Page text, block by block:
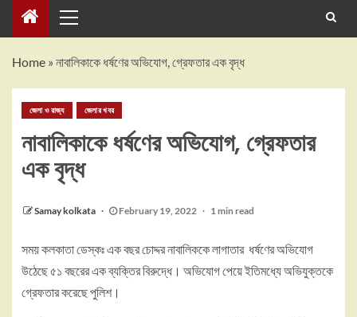
Home » নাবালিকাকে ধর্ষণের অভিযোগ, গ্রেফতার এক বৃদ্ধ
জেলা ও রাজ্য জেলার খবর
নাবালিকাকে ধর্ষণের অভিযোগ, গ্রেফতার
এক বৃদ্ধ
Samay kolkata February 19, 2022 1 min read
সময় কলকাতা ডেস্কঃ এক বছর চোদ্দর নাবালিককে লাগাতার ধর্ষণের অভিযোগ
উঠেছে ৫১ বছরের এক ব্যক্তির বিরুদ্ধে। অভিযোগ পেয়ে ইতিমধ্যে অভিযুক্তকে
গ্রেফতার করেছে পুলিশ।